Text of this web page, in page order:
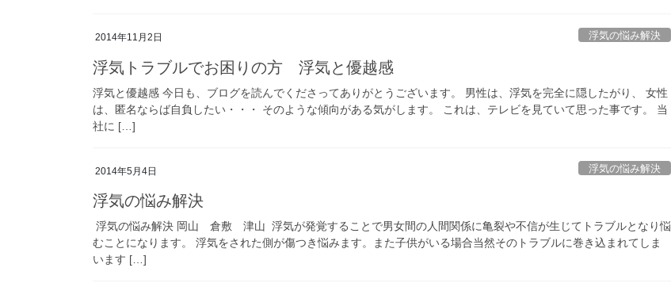
2014年11月2日 浮気の悩み解決
浮気トラブルでお困りの方 浮気と優越感
浮気と優越感 今日も、ブログを読んでくださってありがとうございます。 男性は、浮気を完全に隠したがり、 女性
は、匿名ならば自負したい・・・ そのような傾向がある気がします。 これは、テレビを見ていて思った事です。 当
社に […]
2014年5月4日 浮気の悩み解決
浮気の悩み解決
浮気の悩み解決 岡山 倉敷 津山 浮気が発覚することで男女間の人間関係に亀裂や不信が生じてトラブルとなり悩
むことになります。 浮気をされた側が傷つき悩みます。また子供がいる場合当然そのトラブルに巻き込まれてしま
います […]